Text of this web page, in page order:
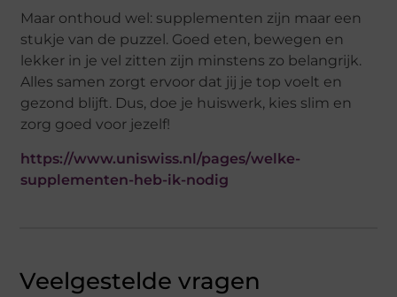
Maar onthoud wel: supplementen zijn maar een
stukje van de puzzel. Goed eten, bewegen en
lekker in je vel zitten zijn minstens zo belangrijk.
Alles samen zorgt ervoor dat jij je top voelt en
gezond blijft. Dus, doe je huiswerk, kies slim en
zorg goed voor jezelf!
https://www.uniswiss.nl/pages/welke-
supplementen-heb-ik-nodig
Veelgestelde vragen